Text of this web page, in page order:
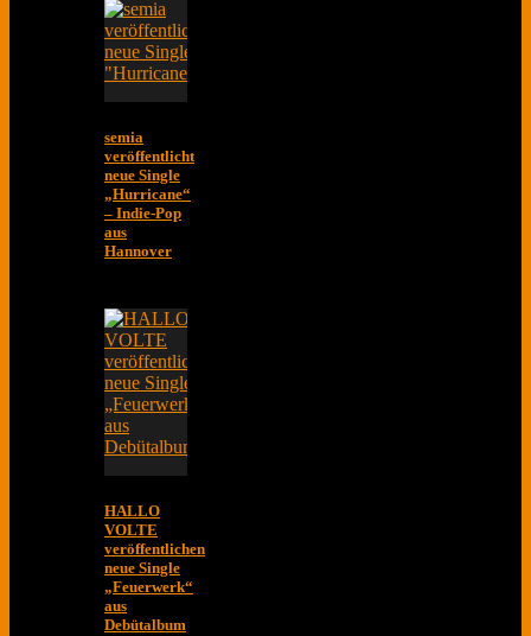
semia
veröffentlicht
neue Single
„Hurricane“
– Indie-Pop
aus
Hannover
HALLO
VOLTE
veröffentlichen
neue Single
„Feuerwerk“
aus
Debütalbum